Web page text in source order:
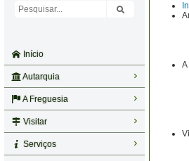
Início
Autarquia
A Freguesia
Visitar
Serviços